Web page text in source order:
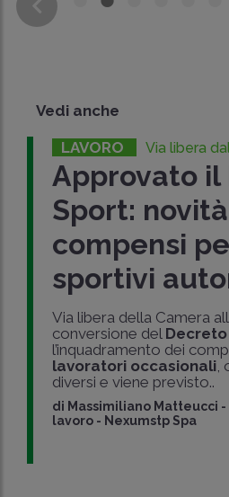
Vedi anche
LAVORO Via libera
Approvato il
Sport:
compensi
sportivi
Via libera della Camera
conversione del
l’inquadramento dei
lavoratori occasionali
diversi e viene previsto..
di Massimiliano Matteucci -
lavoro - Nexumstp Spa